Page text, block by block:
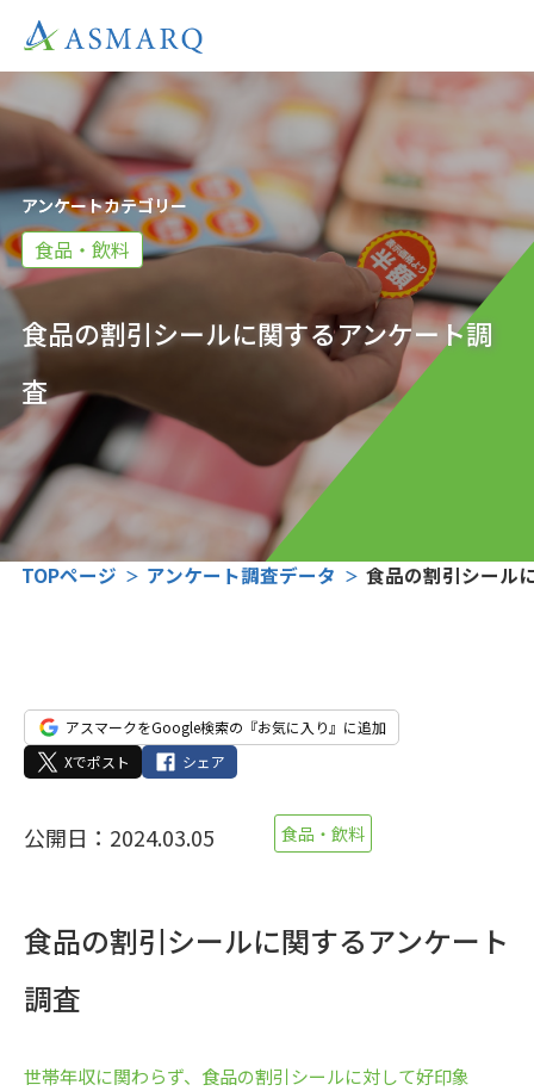
アンケートカテゴリー
食品・飲料
食品の割引シールに関するアンケート調
査
TOPページ アンケート調査データ 食品の割引シール
アスマークをGoogle検索の『お気に入り』に追加
Xでポスト
シェア
公開日：2024.03.05 食品・飲料
食品の割引シールに関するアンケート
調査
世帯年収に関わらず、食品の割引シールに対して好印象